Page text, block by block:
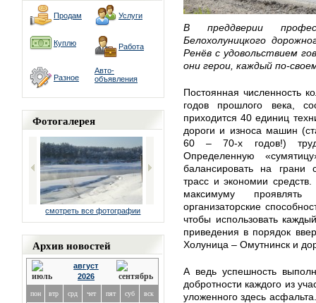
Продам Услуги
Куплю Работа
Разное
Авто-
объявления
Фотогалерея
смотреть все фотографии
Архив новостей
август
2026
пон втр срд чет пят суб вск
В преддверии
Белохолуницкого
Ренёв с удовольствием
они герои, каждый по-
Постоянная численность
годов прошлого века,
приходится 40 единиц
дороги и износа машин
60 – 70-х годов!)
Определенную
балансировать на грани
трасс и экономии
максимуму
организаторские
чтобы использовать
приведения в порядок
Холуница – Омутнинск и
А ведь успешность
добротности каждого из
уложенного здесь